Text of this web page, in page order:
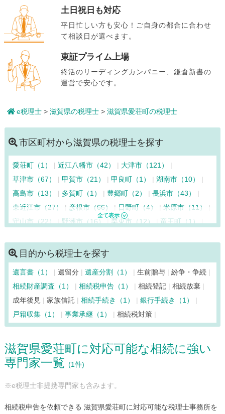
土日祝日も対応
平日忙しい方も安心！ご自身の都合に合わせ
て相談日が選べます。
東証プライム上場
終活のリーディングカンパニー、鎌倉新書の
運営で安心です。
e税理士> 滋賀県の税理士> 滋賀県愛荘町の税理士
市区町村から滋賀県の税理士を探す
愛荘町（1） 近江八幡市（42）
大津市（121）
草津市（67）
甲賀市（21） 甲良町（1）
湖南市（10）
高島市（13）
多賀町（1） 豊郷町（2）
長浜市（43）
東近江市（27） 彦根市（66） 日野町（4） 米原市（11）
守山市（22）
野洲市（16） 栗東市（12） 竜王町（1）
目的から税理士を探す
遺言書（1） 遺留分 遺産分割（1） 生前贈与
紛争・争続
相続財産調査（1）
相続税申告（1） 相続登記
相続放棄
成年後見
家族信託 相続手続き（1）
銀行手続き（1）
戸籍収集（1）
事業承継（1） 相続税対策
滋賀県愛荘町に対応可能な相続に強い
専門家一覧 (1件)
※e税理士非提携専門家も含みます。
相続税申告を依頼できる 滋賀県愛荘町に対応可能な税理士事務所を